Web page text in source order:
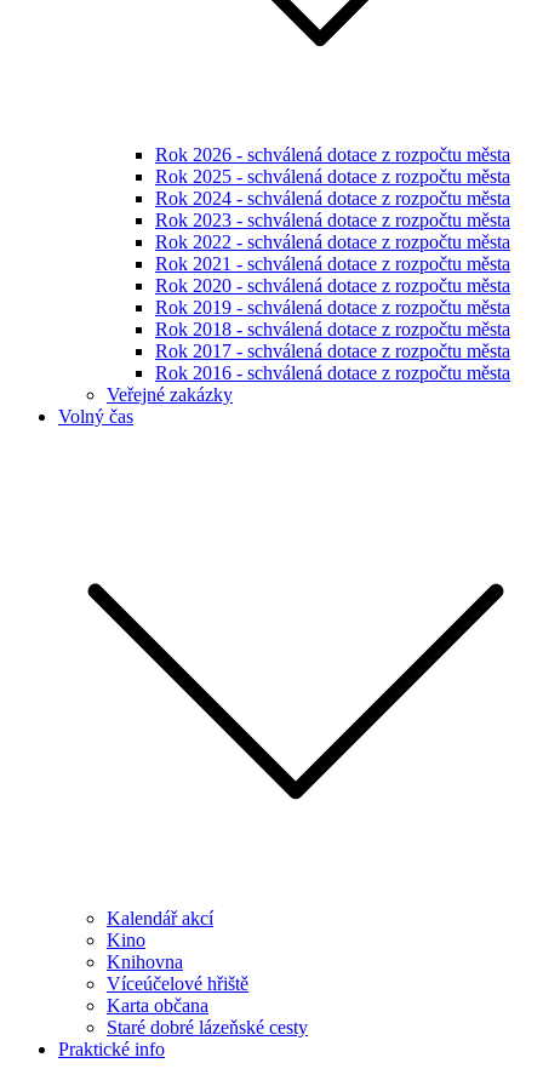
Rok 2026 - schválená dotace z rozpočtu města
Rok 2025 - schválená dotace z rozpočtu města
Rok 2024 - schválená dotace z rozpočtu města
Rok 2023 - schválená dotace z rozpočtu města
Rok 2022 - schválená dotace z rozpočtu města
Rok 2021 - schválená dotace z rozpočtu města
Rok 2020 - schválená dotace z rozpočtu města
Rok 2019 - schválená dotace z rozpočtu města
Rok 2018 - schválená dotace z rozpočtu města
Rok 2017 - schválená dotace z rozpočtu města
Rok 2016 - schválená dotace z rozpočtu města
Veřejné zakázky
Volný čas
Kalendář akcí
Kino
Knihovna
Víceúčelové hřiště
Karta občana
Staré dobré lázeňské cesty
Praktické info